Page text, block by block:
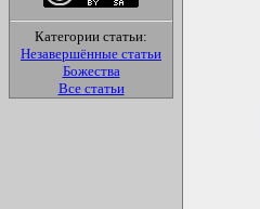
Категории статьи:
Незавершённые статьи
Божества
Все статьи